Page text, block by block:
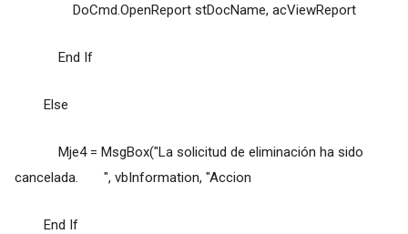
DoCmd.OpenReport stDocName, acViewReport
End If
Else
Mje4 = MsgBox("La solicitud de eliminación ha sido
cancelada. ", vbInformation, "Accion
End If